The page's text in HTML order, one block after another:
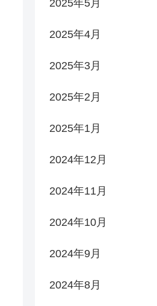
2025年5月
2025年4月
2025年3月
2025年2月
2025年1月
2024年12月
2024年11月
2024年10月
2024年9月
2024年8月